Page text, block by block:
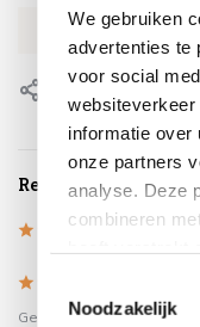
We gebruiken
advertenties te
voor social
informatie over
onze partners
analyse. Deze
combineren
Noodzakelijk
EAN
Reviews
5/ 5
Gepost door:Arnold